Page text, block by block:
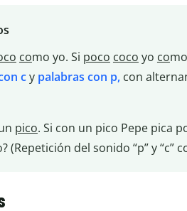
como yo. Si poco coco yo co
cy palabras con p,con
pico. Si con un pico Pepe pica
(Repetición del sonido “p” y “c”